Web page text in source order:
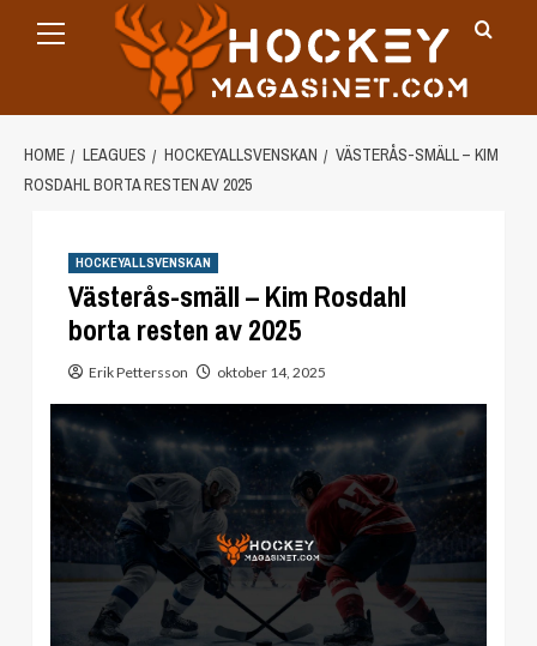
Menu
HOME LEAGUES HOCKEYALLSVENSKAN
VÄSTERÅS-SMÄLL – KIM
ROSDAHL BORTA RESTEN AV 2025
HOCKEYALLSVENSKAN
Västerås-smäll – Kim Rosdahl
borta resten av 2025
Erik Pettersson oktober 14, 2025